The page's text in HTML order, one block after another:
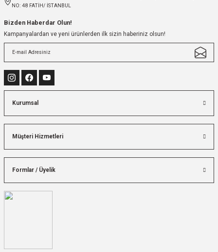
NO: 48 FATİH/ İSTANBUL
Bizden Haberdar Olun!
Kampanyalardan ve yeni ürünlerden ilk sizin haberiniz olsun!
Kurumsal
Müşteri Hizmetleri
Formlar / Üyelik